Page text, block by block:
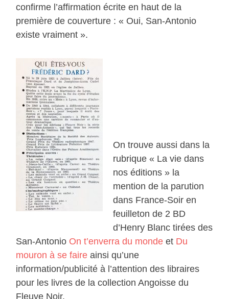
confirme l’affirmation écrite en haut de la
première de couverture : « Oui, San-Antonio
existe vraiment ».
On trouve aussi dans la
rubrique « La vie dans
nos éditions » la
mention de la parution
dans France-Soir en
feuilleton de 2 BD
d’Henry Blanc tirées des
San-Antonio On t’enverra du monde et Du
mouron à se faire ainsi qu’une
information/publicité à l’attention des libraires
pour les livres de la collection Angoisse du
Fleuve Noir.